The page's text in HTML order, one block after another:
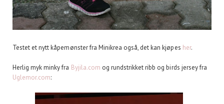
Testet et nytt kåpemønster fra Minikrea også, det kan kjøpes her.
Herlig myk minky fra Byjila.com og rundstrikket ribb og birds jersey fra
Uglemor.com: